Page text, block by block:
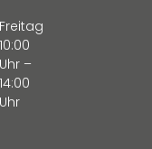
Freitag
10:00
Uhr –
14:00
Uhr